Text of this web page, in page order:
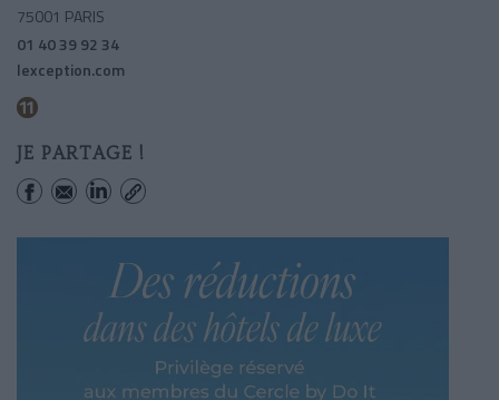
75001 PARIS
01 40 39 92 34
lexception.com
JE PARTAGE !